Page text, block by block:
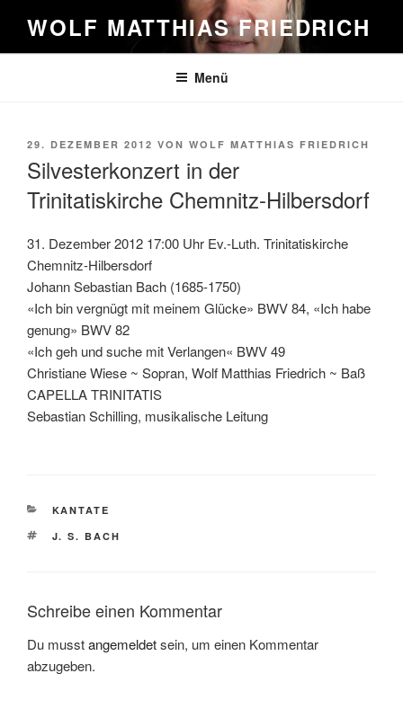
Inhalt
springen
WOLF MATTHIAS FRIEDRICH
Menü
VERÖFFENTLICHT
29. DEZEMBER 2012 VON WOLF MATTHIAS FRIEDRICH
Silvesterkonzert in der
Trinitatiskirche Chemnitz-Hilbersdorf
31. Dezember 2012 17:00 Uhr Ev.-Luth. Trinitatiskirche
Chemnitz-Hilbersdorf
Johann Sebastian Bach (1685-1750)
«Ich bin vergnügt mit meinem Glücke» BWV 84, «Ich habe
genung» BWV 82
«Ich geh und suche mit Verlangen« BWV 49
Christiane Wiese ~ Sopran, Wolf Matthias Friedrich ~ Baß
CAPELLA TRINITATIS
Sebastian Schilling, musikalische Leitung
KATEGORIEN
KANTATE
SCHLAGWÖRTER
J. S. BACH
Schreibe einen Kommentar
Du musstangemeldetsein, um einen Kommentar
abzugeben.